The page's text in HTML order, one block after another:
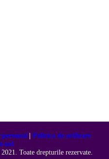
| Politica de utilizare
uri
2021. Toate drepturile rezervate.